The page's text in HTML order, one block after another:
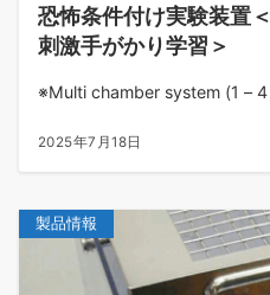
恐怖条件付け実験装置
刺激手がかり学習＞
※Multi chamber system (1 –
2025年7月18日
製品情報